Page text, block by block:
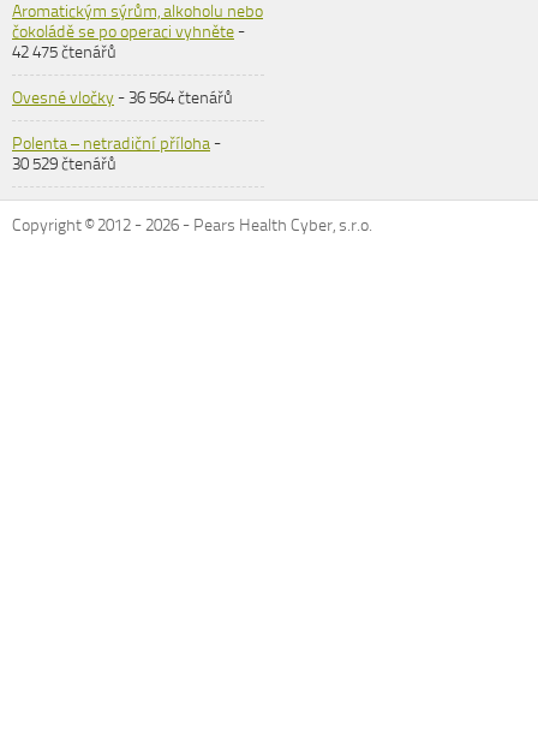
Aromatickým sýrům, alkoholu nebo
čokoládě se po operaci vyhněte-
42 475 čtenářů
Ovesné vločky- 36 564 čtenářů
Polenta – netradiční příloha-
30 529 čtenářů
Copyright © 2012 -2026 - Pears Health Cyber, s.r.o.